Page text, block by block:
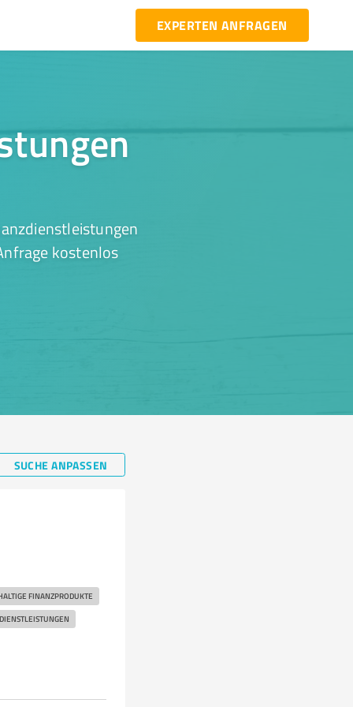
EXPERTEN ANFRAGEN
kostenlos
SUCHE ANPASSEN
FINANZPRODUKTE